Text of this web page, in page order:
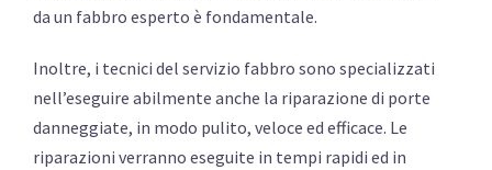
da un fabbro esperto è fondamentale.
Inoltre, i tecnici del servizio fabbro sono specializzati
nell’eseguire abilmente anche la riparazione di porte
danneggiate, in modo pulito, veloce ed efficace. Le
riparazioni verranno eseguite in tempi rapidi ed in